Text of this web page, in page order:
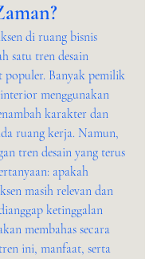
di ruang bisnis
satu tren desain
populer. Banyak pemilik
menggunakan
karakter dan
ruang kerja. Namun,
tren desain yang terus
apakah
masih relevan dan
ketinggalan
membahas secara
ini, manfaat, serta